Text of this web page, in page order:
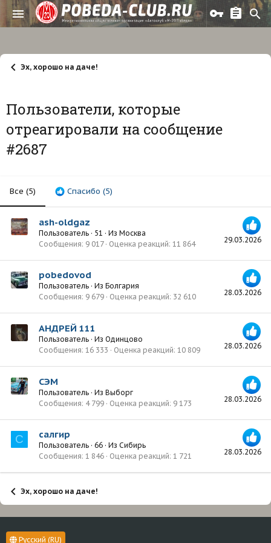
Эх, хорошо на даче!
Пользователи, которые
отреагировали на сообщение
#2687
Все (5) Спасибо (5)
29.03.2026
ash-oldgaz
Пользователь · 51 · Из Москва
Сообщения 9 017 Оценка реакций 11 864
28.03.2026
pobedovod
Пользователь · Из Болгария
Сообщения 9 679 Оценка реакций 32 610
28.03.2026
АНДРЕЙ 111
Пользователь · Из Одинцово
Сообщения 16 333 Оценка реакций 10 809
28.03.2026
СЭМ
Пользователь · Из Выборг
Сообщения 4 799 Оценка реакций 9 173
С
28.03.2026
салгир
Пользователь · 66 · Из Сибирь
Сообщения 1 846 Оценка реакций 1 721
Эх, хорошо на даче!
Русский (RU)